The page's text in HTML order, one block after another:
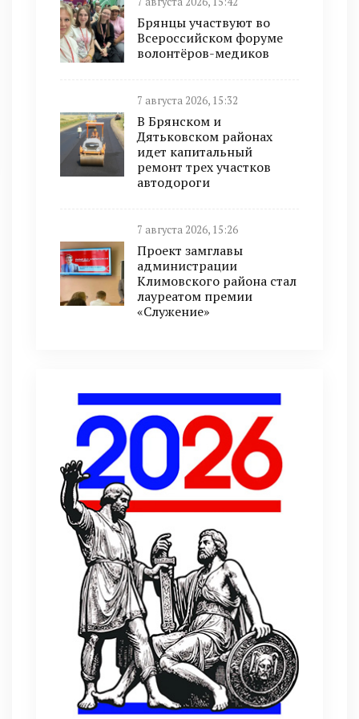
Брянцы участвуют во
Всероссийском форуме
волонтёров-медиков
7 августа 2026, 15:32
В Брянском и
Дятьковском районах
идет капитальный
ремонт трех участков
автодороги
7 августа 2026, 15:26
Проект замглавы
администрации
Климовского района стал
лауреатом премии
«Служение»